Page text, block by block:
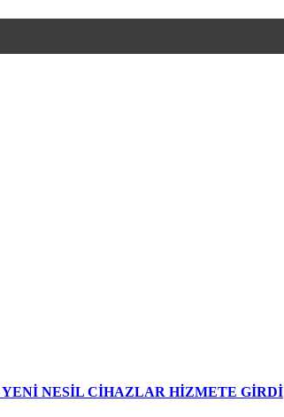
NESİL CİHAZLAR HİZMETE GİRDİ